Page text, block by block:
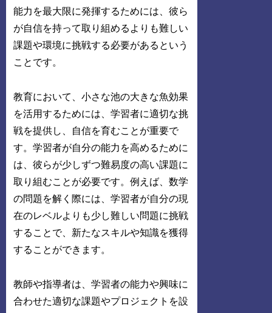
能力を最大限に発揮するためには、彼ら
が自信を持って取り組めるよりも難しい
課題や環境に挑戦する必要があるという
ことです。
教育において、小さな池の大きな魚効果
を活用するためには、学習者に適切な挑
戦を提供し、自信を育むことが重要で
す。学習者が自分の能力を高めるために
は、彼らが少しずつ難易度の高い課題に
取り組むことが必要です。例えば、数学
の問題を解く際には、学習者が自分の現
在のレベルよりも少し難しい問題に挑戦
することで、新たなスキルや知識を獲得
することができます。
教師や指導者は、学習者の能力や興味に
合わせた適切な課題やプロジェクトを設